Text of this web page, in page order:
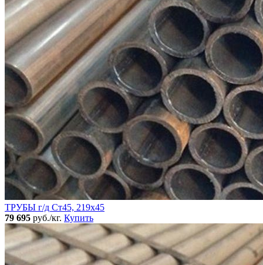
ТРУБЫ г/д Ст45, 219х45
79 695 руб./кг. Купить